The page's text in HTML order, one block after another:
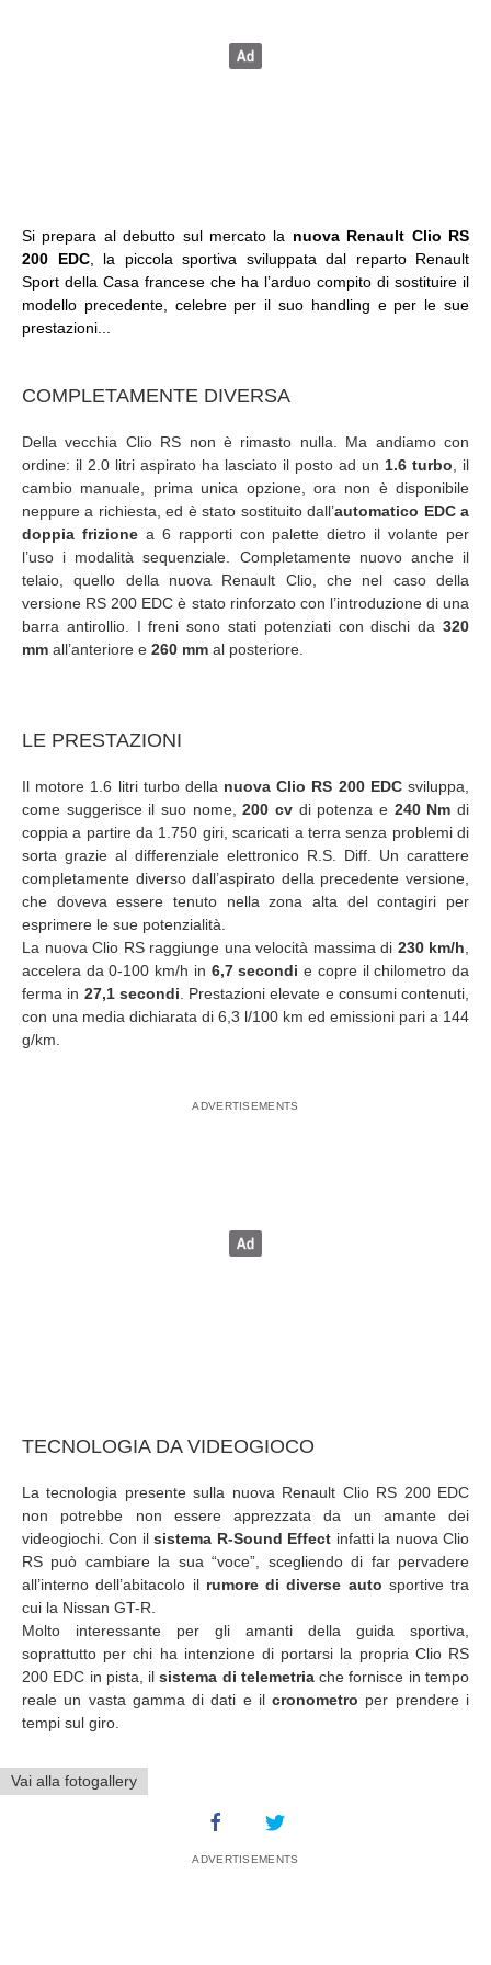
Si prepara al debutto sul mercato la nuova Renault Clio RS
200 EDC, la piccola sportiva sviluppata dal reparto Renault
Sport della Casa francese che ha l’arduo compito di sostituire il
modello precedente, celebre per il suo handling e per le sue
prestazioni...
COMPLETAMENTE DIVERSA
Della vecchia Clio RS non è rimasto nulla. Ma andiamo con
ordine: il 2.0 litri aspirato ha lasciato il posto ad un 1.6 turbo , il
cambio manuale, prima unica opzione, ora non è disponibile
neppure a richiesta, ed è stato sostituito dall’automatico EDC a
doppia frizionea 6 rapporti con palette dietro il volante per
l’uso i modalità sequenziale. Completamente nuovo anche il
telaio, quello della nuova Renault Clio, che nel caso della
versione RS 200 EDC è stato rinforzato con l’introduzione di una
barra antirollio. I freni sono stati potenziati con dischi da 320
mm all’anteriore e 260 mm al posteriore.
LE PRESTAZIONI
Il motore 1.6 litri turbo della nuova Clio RS 200 EDCsviluppa,
come suggerisce il suo nome,200 cv di potenza e 240 Nm di
coppia a partire da 1.750 giri, scaricati a terra senza problemi di
sorta grazie al differenziale elettronico R.S. Diff. Un carattere
completamente diverso dall’aspirato della precedente versione,
che doveva essere tenuto nella zona alta del contagiri per
esprimere le sue potenzialità.
La nuova Clio RS raggiunge una velocità massima di 230 km/h
accelera da 0-100 km/h in 6,7 secondi e copre il chilometro da
ferma in 27,1 secondi . Prestazioni elevate e consumi contenuti,
con una media dichiarata di 6,3 l/100 km ed emissioni pari a 144
g/km.
TECNOLOGIA DA VIDEOGIOCO
La tecnologia presente sulla nuova Renault Clio RS 200 EDC
non potrebbe non essere apprezzata da un amante dei
videogiochi. Con ilsistema R-Sound Effect infatti la nuova Clio
RS può cambiare la sua “voce”, scegliendo di far pervadere
all’interno dell’abitacolo il rumore di diverse auto sportive tra
cui la Nissan GT-R.
Molto interessante per gli amanti della guida sportiva,
soprattutto per chi ha intenzione di portarsi la propria Clio RS
200 EDC in pista, ilsistema di telemetriache fornisce in tempo
reale un vasta gamma di dati e ilcronometro per prendere i
tempi sul giro.
Vai alla fotogallery